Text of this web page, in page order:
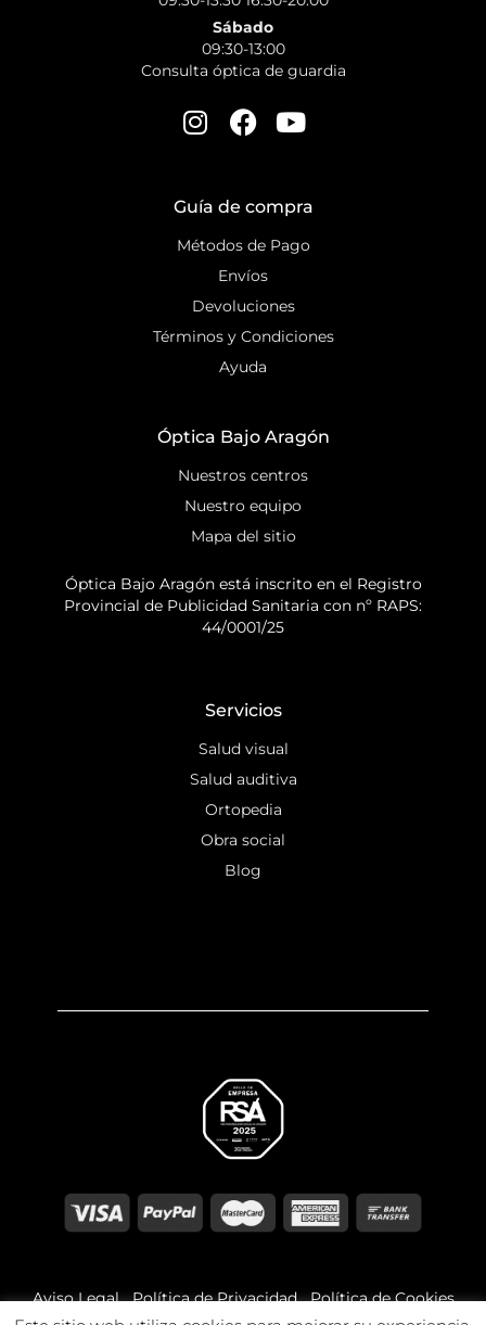
Sábado
09:30-13:00
Consulta óptica de guardia
Guía de compra
Métodos de Pago
Envíos
Devoluciones
Términos y Condiciones
Ayuda
Óptica Bajo Aragón
Nuestros centros
Nuestro equipo
Mapa del sitio
Óptica Bajo Aragón está inscrito en el Registro
Provincial de Publicidad Sanitaria con nº RAPS:
44/0001/25
Servicios
Salud visual
Salud auditiva
Ortopedia
Obra social
Blog
Aviso Legal Política de Privacidad Política de Cookies